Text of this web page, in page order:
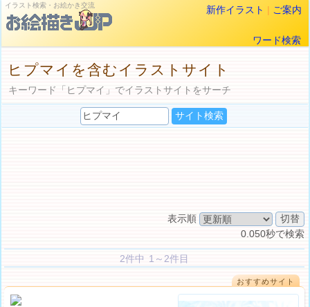
イラスト検索・お絵かき交流 新作イラスト | ご案内
ワード検索
ヒプマイを含むイラストサイト
キーワード「ヒプマイ」でイラストサイトをサーチ
表示順
0.050秒で検索
2件中 1～2件目
おすすめサイト